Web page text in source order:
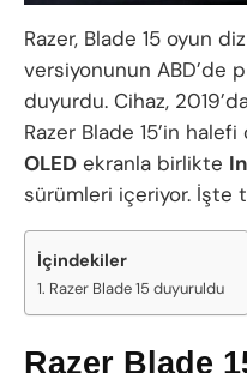
Razer, Blade 15 oyun
versiyonunun ABD’de
duyurdu. Cihaz,
Razer Blade 15’in
OLED ekranla birlikte
sürümleri içeriyor. İşte
İçindekiler
Razer Blade 15 duyuruldu
Razer Blade